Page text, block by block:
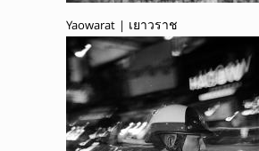
Yaowarat | เยาวราช